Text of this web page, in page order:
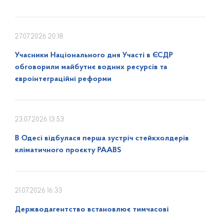
27.07.2026 20:18
Учасники Національного дня Участі в ЄСДР
обговорили майбутнє водних ресурсів та
євроінтеграційні реформи
23.07.2026 13:53
В Одесі відбулася перша зустріч стейкхолдерів
кліматичного проєкту PAABS
21.07.2026 16:33
Держводагентство встановлює тимчасові